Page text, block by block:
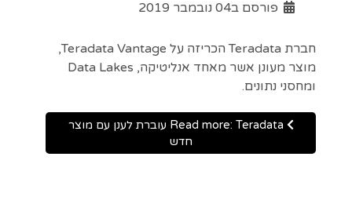
פורסם ב04 נובמבר 2019
חברת Teradata הכריזה על Teradata Vantage,
מוצר מעונן אשר מאחד אנליטיקה, Data Lakes
ומחסני נתונים.
Read more: Teradata עוברת לענן עם מוצר
חדש